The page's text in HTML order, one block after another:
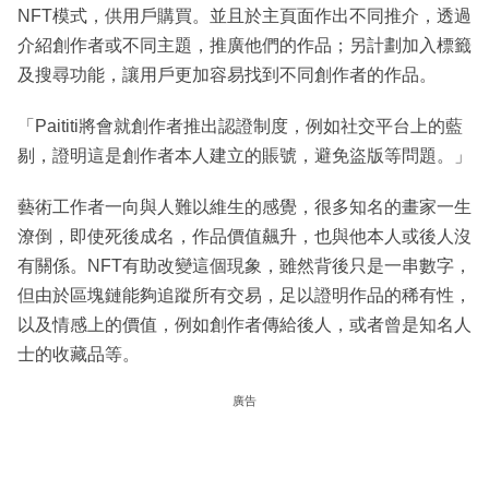
NFT模式，供用戶購買。並且於主頁面作出不同推介，透過
介紹創作者或不同主題，推廣他們的作品；另計劃加入標籤
及搜尋功能，讓用戶更加容易找到不同創作者的作品。
「Paititi將會就創作者推出認證制度，例如社交平台上的藍
剔，證明這是創作者本人建立的賬號，避免盜版等問題。」
藝術工作者一向與人難以維生的感覺，很多知名的畫家一生
潦倒，即使死後成名，作品價值飆升，也與他本人或後人沒
有關係。NFT有助改變這個現象，雖然背後只是一串數字，
但由於區塊鏈能夠追蹤所有交易，足以證明作品的稀有性，
以及情感上的價值，例如創作者傳給後人，或者曾是知名人
士的收藏品等。
廣告